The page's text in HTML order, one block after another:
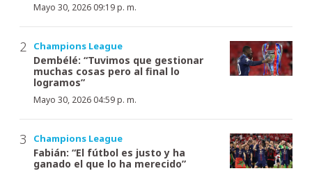
Mayo 30, 2026 09:19 p. m.
Champions League
Dembélé: “Tuvimos que gestionar
muchas cosas pero al final lo
logramos”
Mayo 30, 2026 04:59 p. m.
Champions League
Fabián: “El fútbol es justo y ha
ganado el que lo ha merecido”